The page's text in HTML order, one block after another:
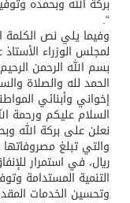
“.
وفيما يلي نص الكلمة
لمجلس الوزراء
بسم الله الرحمن الرحيم
الحمد لله والصلاة
إخواني وأبنائي
السلام عليكم ورحمة
نعلن على بركة الله
ريال، في استمرار
التنمية المستدامة
وتحسين الخدمات